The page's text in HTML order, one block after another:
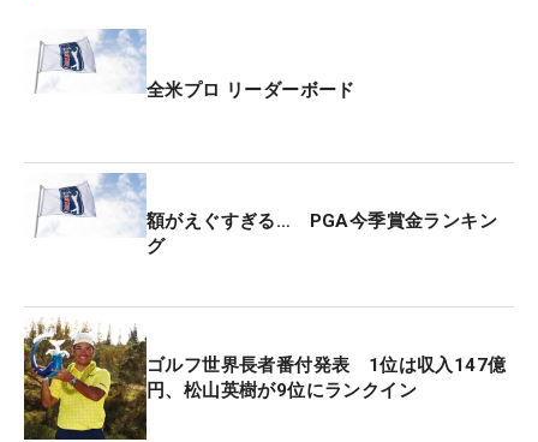
メジャー最高額は今年4月「マスターズ」の2250万
万ドルだった。
米国男子ツアーにおいては“第5のメジャー”と称され
は2500万ドルとなっている。
全米プロ リーダーボード
額がえぐすぎる… PGA今季賞金ランキン
グ
ゴルフ世界長者番付発表 1位は収入147億
円、松山英樹が9位にランクイン